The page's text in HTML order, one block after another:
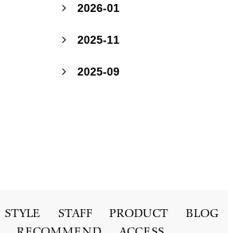
 2026-01
 2025-11
 2025-09
STYLE STAFF PRODUCT
BLOG